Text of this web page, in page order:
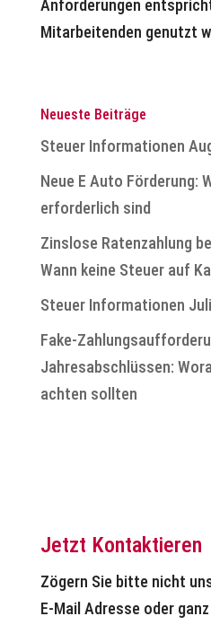
Anforderungen
Mitarbeitenden genutzt
Neueste Beiträge
Steuer Informationen
Neue E Auto Förderung:
erforderlich sind
Zinslose Ratenzahlung
Wann keine Steuer auf
Steuer Informationen
Fake-
Jahresabschlüssen:
achten sollten
Jetzt Kontaktieren
Zögern Sie bitte nicht
E-Mail Adresse oder